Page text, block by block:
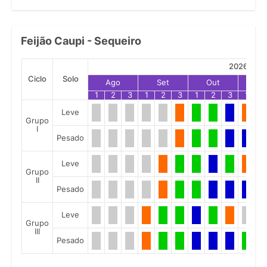
Feijão Caupi - Sequeiro
Ciclo Solo
2026
Ago
Set Out
1
2 3 1 2 3 1 2 3 1
Grupo
I
Leve
Pesado
Grupo
II
Leve
Pesado
Grupo
III
Leve
Pesado